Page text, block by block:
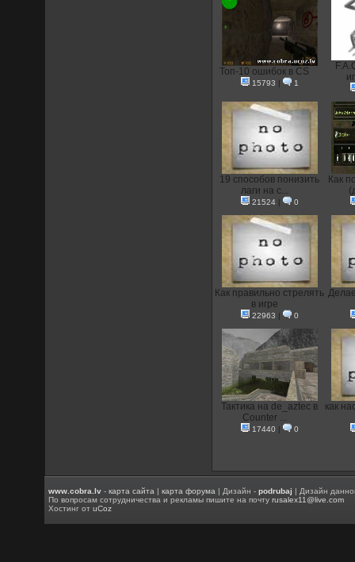
Топ-10 ошибок в CS
15793 | 1
19 способов понизить
лаги на с...
21524| 0
Как
Как правильно стрелять
в игре
22963 | 0
Тактика на de_aztec в
Counter ...
17440 | 0
как
www.cobra.lv -карта сайта |карта форума | Дизайн -podrubaj | Дизайн
По вопросам сотрудничества и рекламы пишите на почтуrusalex11@live.com
Хостинг отuCoz